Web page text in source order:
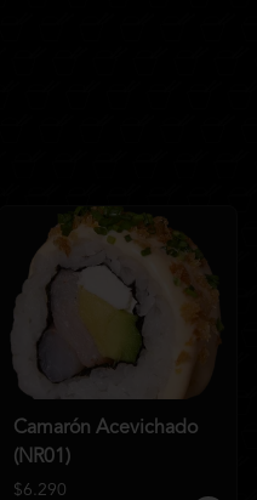
Camarón Acevichado
(NR01)
$6.290